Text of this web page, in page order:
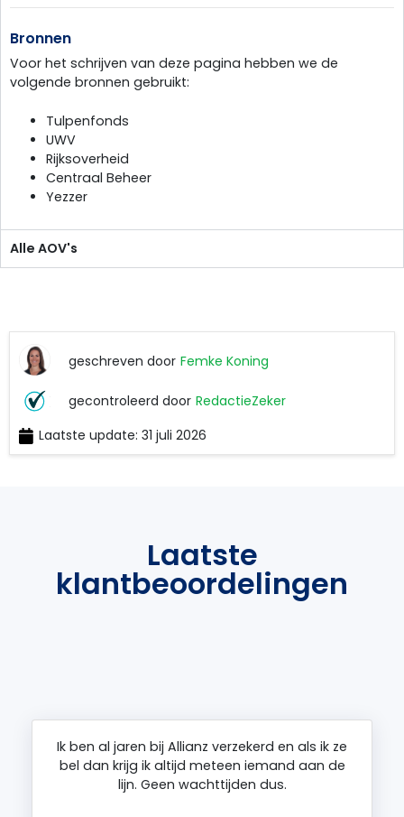
Bronnen
Voor het schrijven van deze pagina hebben we de
volgende bronnen gebruikt:
Tulpenfonds
UWV
Rijksoverheid
Centraal Beheer
Yezzer
Alle AOV's
geschreven door Femke Koning
Femke
gecontroleerd door RedactieZeker
RedactieZeker
Laatste update: 31 juli 2026
Laatste
klantbeoordelingen
Ik ben al jaren bij Allianz verzekerd en als ik ze
bel dan krijg ik altijd meteen iemand aan de
lijn. Geen wachttijden dus.